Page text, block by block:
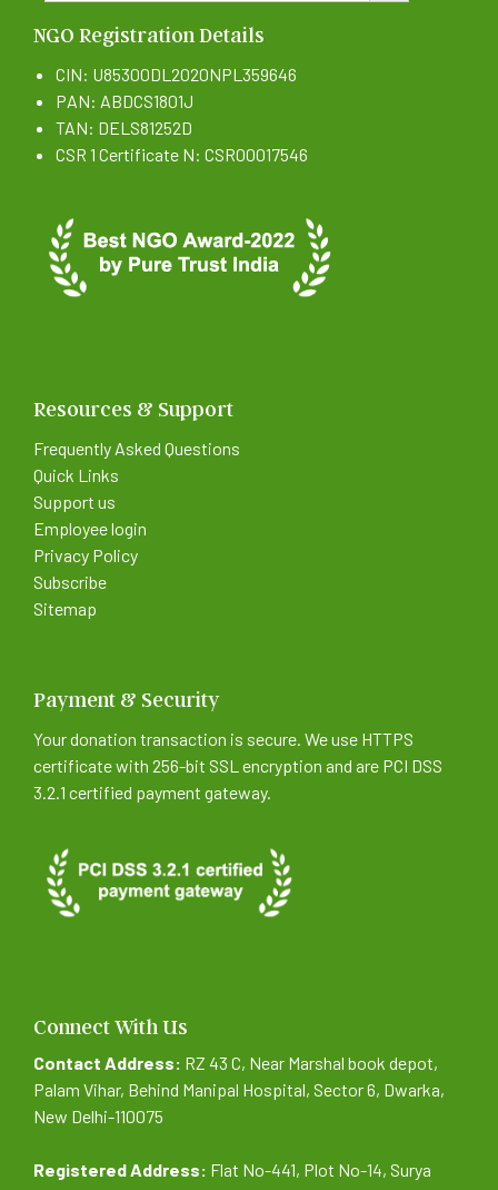
NGO Registration Details
CIN: U85300DL2020NPL359646
PAN: ABDCS1801J
TAN: DELS81252D
CSR 1 Certificate N: CSR00017546
Resources & Support
Frequently Asked Questions
Quick Links
Support us
Employee login
Privacy Policy
Subscribe
Sitemap
Payment & Security
Your donation transaction is secure. We use HTTPS
certificate with 256-bit SSL encryption and are PCI DSS
3.2.1 certified payment gateway.
Connect With Us
Contact Address: RZ 43 C, Near Marshal book depot,
Palam Vihar, Behind Manipal Hospital, Sector 6, Dwarka,
New Delhi-110075
Registered Address: Flat No-441, Plot No-14, Surya